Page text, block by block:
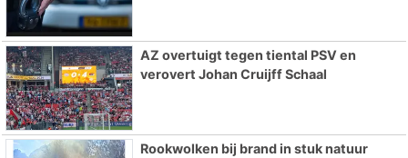
AZ overtuigt tegen tiental PSV en
verovert Johan Cruijff Schaal
Rookwolken bij brand in stuk natuur